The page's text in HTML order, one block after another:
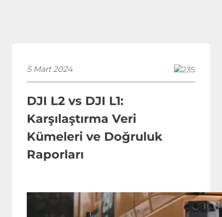
5 Mart 2024 235
DJI L2 vs DJI L1:
Karşılaştırma Veri
Kümeleri ve Doğruluk
Raporları